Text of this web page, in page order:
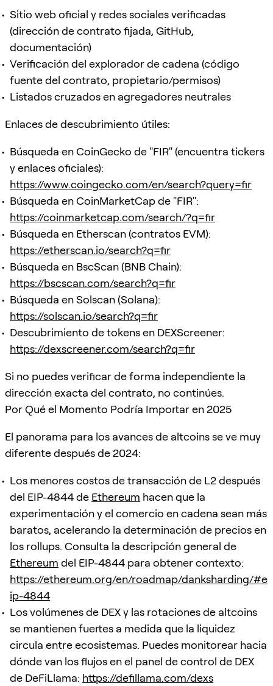
Sitio web oficial y redes sociales verificadas
(dirección de contrato fijada, GitHub,
documentación)
Verificación del explorador de cadena (código
fuente del contrato, propietario/permisos)
Listados cruzados en agregadores neutrales
Enlaces de descubrimiento útiles:
Búsqueda en CoinGecko de "FIR" (encuentra tickers
y enlaces oficiales):
https://www.coingecko.com/en/search?query=fir
Búsqueda en CoinMarketCap de "FIR":
https://coinmarketcap.com/search/?q=fir
Búsqueda en Etherscan (contratos EVM):
https://etherscan.io/search?q=fir
Búsqueda en BscScan (BNB Chain):
https://bscscan.com/search?q=fir
Búsqueda en Solscan (Solana):
https://solscan.io/search?q=fir
Descubrimiento de tokens en DEXScreener:
https://dexscreener.com/search?q=fir
Si no puedes verificar de forma independiente la
dirección exacta del contrato, no continúes.
Por Qué el Momento Podría Importar en 2025
El panorama para los avances de altcoins se ve muy
diferente después de 2024:
Los menores costos de transacción de L2 después
del EIP-4844 de Ethereum hacen que la
experimentación y el comercio en cadena sean más
baratos, acelerando la determinación de precios en
los rollups. Consulta la descripción general de
Ethereum del EIP-4844 para obtener contexto:
https://ethereum.org/en/roadmap/danksharding/#e
ip-4844
Los volúmenes de DEX y las rotaciones de altcoins
se mantienen fuertes a medida que la liquidez
circula entre ecosistemas. Puedes monitorear hacia
dónde van los flujos en el panel de control de DEX
de DeFiLlama: https://defillama.com/dexs